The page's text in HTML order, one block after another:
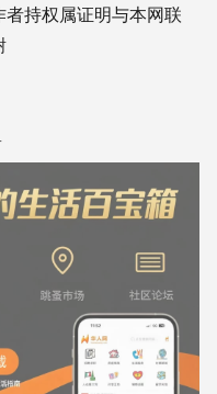
持权属证明与本网联